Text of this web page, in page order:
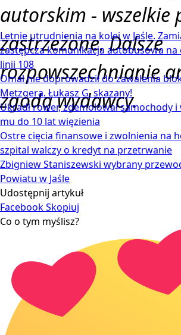
autorskim - wszelkie
zastrzeżone. Dalsze
rozpowszechnianie
zgodą wydawcy.
Letnie utrudnienia na kolei w Jaśle.
zastępcza komunikacja autobusowa
linii 108
Omal nie doprowadził do zawalenia
Metzgera. Łukasz G. skazany!
Ukradł rower, zdemolował samochody i
mu do 10 lat więzienia
Ostre cięcia finansowe i zwolnienia na
szpital walczy o kredyt na przetrwanie
Zbigniew Staniszewski wybrany
Powiatu w Jaśle
Udostępnij artykuł
FacebookSkopiuj
Co o tym myślisz?